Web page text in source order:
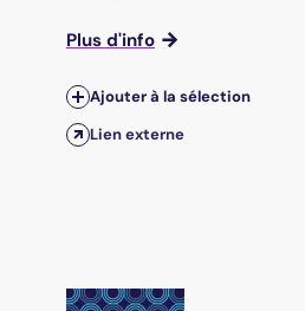
Plus d'info
Ajouter à la sélection
Lien externe